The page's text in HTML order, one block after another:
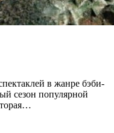
в жанре бэби-
сезон популярной